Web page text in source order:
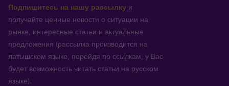
Подпишитесь на нашу рассылку и
получайте ценные новости о ситуации на
рынке, интересные статьи и актуальные
предложения (рассылка производится на
латышском языке, перейдя по ссылкам, у Вас
будет возможность читать статьи на русском
языке).